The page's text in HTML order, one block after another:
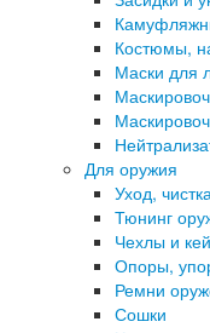
Костюмы,
Маски для
Для оружия
Уход,
Тюнинг
Чехлы и
Опоры,
Ремни
Сошки